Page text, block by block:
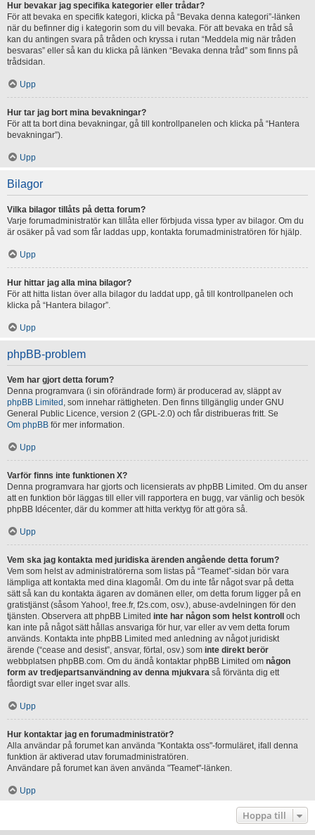
Hur bevakar jag specifika kategorier eller trådar?
För att bevaka en specifik kategori, klicka på “Bevaka denna kategori”-länken
när du befinner dig i kategorin som du vill bevaka. För att bevaka en tråd så
kan du antingen svara på tråden och kryssa i rutan “Meddela mig när tråden
besvaras” eller så kan du klicka på länken “Bevaka denna tråd” som finns på
trådsidan.
Upp
Hur tar jag bort mina bevakningar?
För att ta bort dina bevakningar, gå till kontrollpanelen och klicka på “Hantera
bevakningar”).
Upp
Bilagor
Vilka bilagor tillåts på detta forum?
Varje forumadministratör kan tillåta eller förbjuda vissa typer av bilagor. Om du
är osäker på vad som får laddas upp, kontakta forumadministratören för hjälp.
Upp
Hur hittar jag alla mina bilagor?
För att hitta listan över alla bilagor du laddat upp, gå till kontrollpanelen och
klicka på “Hantera bilagor”.
Upp
phpBB-problem
Vem har gjort detta forum?
Denna programvara (i sin oförändrade form) är producerad av, släppt av
phpBB Limited , som innehar rättigheten. Den finns tillgänglig under GNU
General Public Licence, version 2 (GPL-2.0) och får distribueras fritt. Se
Om phpBB för mer information.
Upp
Varför finns inte funktionen X?
Denna programvara har gjorts och licensierats av phpBB Limited. Om du anser
att en funktion bör läggas till eller vill rapportera en bugg, var vänlig och besök
phpBB Idécenter, där du kommer att hitta verktyg för att göra så.
Upp
Vem ska jag kontakta med juridiska ärenden angående detta forum?
Vem som helst av administratörerna som listas på “Teamet”-sidan bör vara
lämpliga att kontakta med dina klagomål. Om du inte får något svar på detta
sätt så kan du kontakta ägaren av domänen eller, om detta forum ligger på en
gratistjänst (såsom Yahoo!, free.fr, f2s.com, osv.), abuse-avdelningen för den
tjänsten. Observera att phpBB Limited inte har någon som helst kontroll
och
kan inte på något sätt hållas ansvariga för hur, var eller av vem detta forum
används. Kontakta inte phpBB Limited med anledning av något juridiskt
ärende (“cease and desist”, ansvar, förtal, osv.) som inte direkt berör
webbplatsen phpBB.com. Om du ändå kontaktar phpBB Limited om någon
form av tredjepartsanvändning av denna mjukvara så förvänta dig ett
fåordigt svar eller inget svar alls.
Upp
Hur kontaktar jag en forumadministratör?
Alla användar på forumet kan använda "Kontakta oss"-formuläret, ifall denna
funktion är aktiverad utav forumadministratören.
Användare på forumet kan även använda "Teamet"-länken.
Upp
Hoppa till